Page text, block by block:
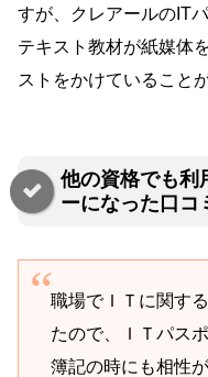
すが、クレアールのIT
テキスト教材が紙媒体
ストをかけていること
他の資格でも利
ーになった口コ
職場でＩＴに関す
たので、ＩＴパス
簿記の時にも相性